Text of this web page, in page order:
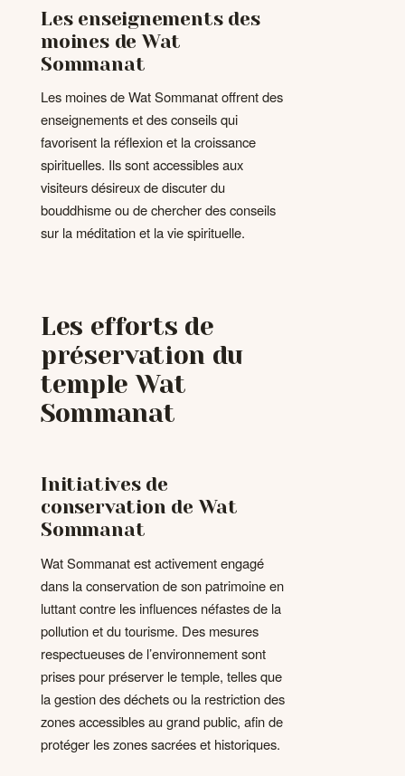
Les enseignements des
moines de Wat
Sommanat
Les moines de Wat Sommanat offrent des
enseignements et des conseils qui
favorisent la réflexion et la croissance
spirituelles. Ils sont accessibles aux
visiteurs désireux de discuter du
bouddhisme ou de chercher des conseils
sur la méditation et la vie spirituelle.
Les efforts de
préservation du
temple Wat
Sommanat
Initiatives de
conservation de Wat
Sommanat
Wat Sommanat est activement engagé
dans la conservation de son patrimoine en
luttant contre les influences néfastes de la
pollution et du tourisme. Des mesures
respectueuses de l’environnement sont
prises pour préserver le temple, telles que
la gestion des déchets ou la restriction des
zones accessibles au grand public, afin de
protéger les zones sacrées et historiques.